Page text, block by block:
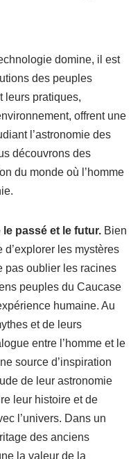
domine, il est
des peuples
leurs pratiques,
offrent une
l’astronomie des
découvrons des
du monde où l’homme
le passé et le futur. Bien
les mystères
pas oublier les racines
peuples du Caucase
humaine. Au
et de leurs
entre l’homme et le
source d’inspiration
de leur astronomie
leur histoire et de
l’univers. Dans un
des anciens
la valeur de la